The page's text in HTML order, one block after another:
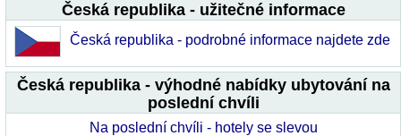
Česká republika - užitečné informace
Česká republika - podrobné informace najdete zde
Česká republika - výhodné nabídky ubytování na
poslední chvíli
Na poslední chvíli - hotely se slevou